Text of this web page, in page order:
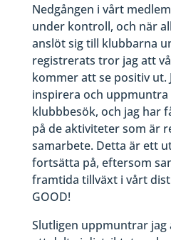
Nedgången i vårt
under kontroll, och när
anslöt sig till klubbarna
registrerats tror jag att
kommer att se positiv ut.
inspirera och
klubbbesök, och jag har
på de aktiviteter som är
samarbete. Detta är ett
fortsätta på, eftersom
framtida tillväxt i vårt
GOOD!
Slutligen uppmuntrar jag